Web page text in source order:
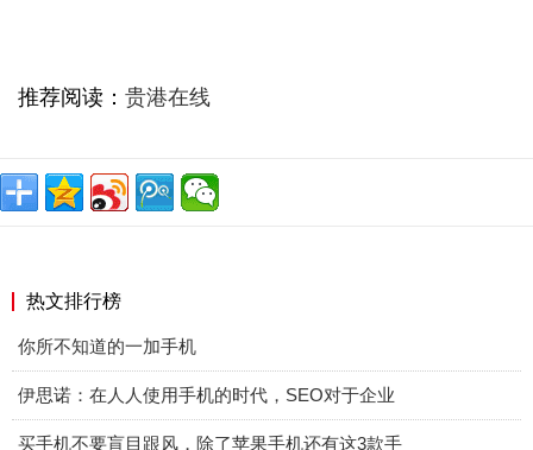
推荐阅读： 贵港在线
热文排行榜
你所不知道的一加手机
伊思诺：在人人使用手机的时代，SEO对于企业
买手机不要盲目跟风，除了苹果手机还有这3款手